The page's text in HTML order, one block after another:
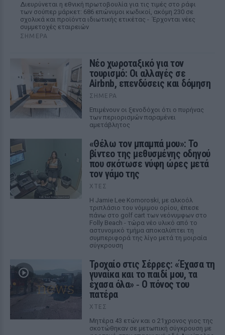
Διευρύνεται η εθνική πρωτοβουλία για τις τιμές στο ράφι
των σούπερ μάρκετ: 686 επώνυμοι κωδικοί, ακόμη 230 σε
σχολικά και προϊόντα ιδιωτικής ετικέτας - Έρχονται νέες
συμμετοχές εταιρειών
ΣΉΜΕΡΑ
Νέο χωροταξικό για τον
τουρισμό: Οι αλλαγές σε
Airbnb, επενδύσεις και δόμηση
ΣΉΜΕΡΑ
Επιμένουν οι ξενοδόχοι ότι ο πυρήνας
των περιορισμών παραμένει
αμετάβλητος
«Θέλω τον μπαμπά μου»: Το
βίντεο της μεθυσμένης οδηγού
που σκότωσε νύφη ώρες μετά
τον γάμο της
ΧΤΕΣ
Η Jamie Lee Komoroski, με αλκοόλ
τριπλάσιο του νόμιμου ορίου, έπεσε
πάνω στο golf cart των νεόνυμφων στο
Folly Beach - τώρα νέο υλικό από το
αστυνομικό τμήμα αποκαλύπτει τη
συμπεριφορά της λίγο μετά τη μοιραία
σύγκρουση
Τροχαίο στις Σέρρες: «Έχασα τη
γυναίκα και το παιδί μου, τα
έχασα όλα» ‑ Ο πόνος του
πατέρα
ΧΤΕΣ
Μητέρα 43 ετών και ο 21χρονος γιος της
σκοτώθηκαν σε μετωπική σύγκρουση με